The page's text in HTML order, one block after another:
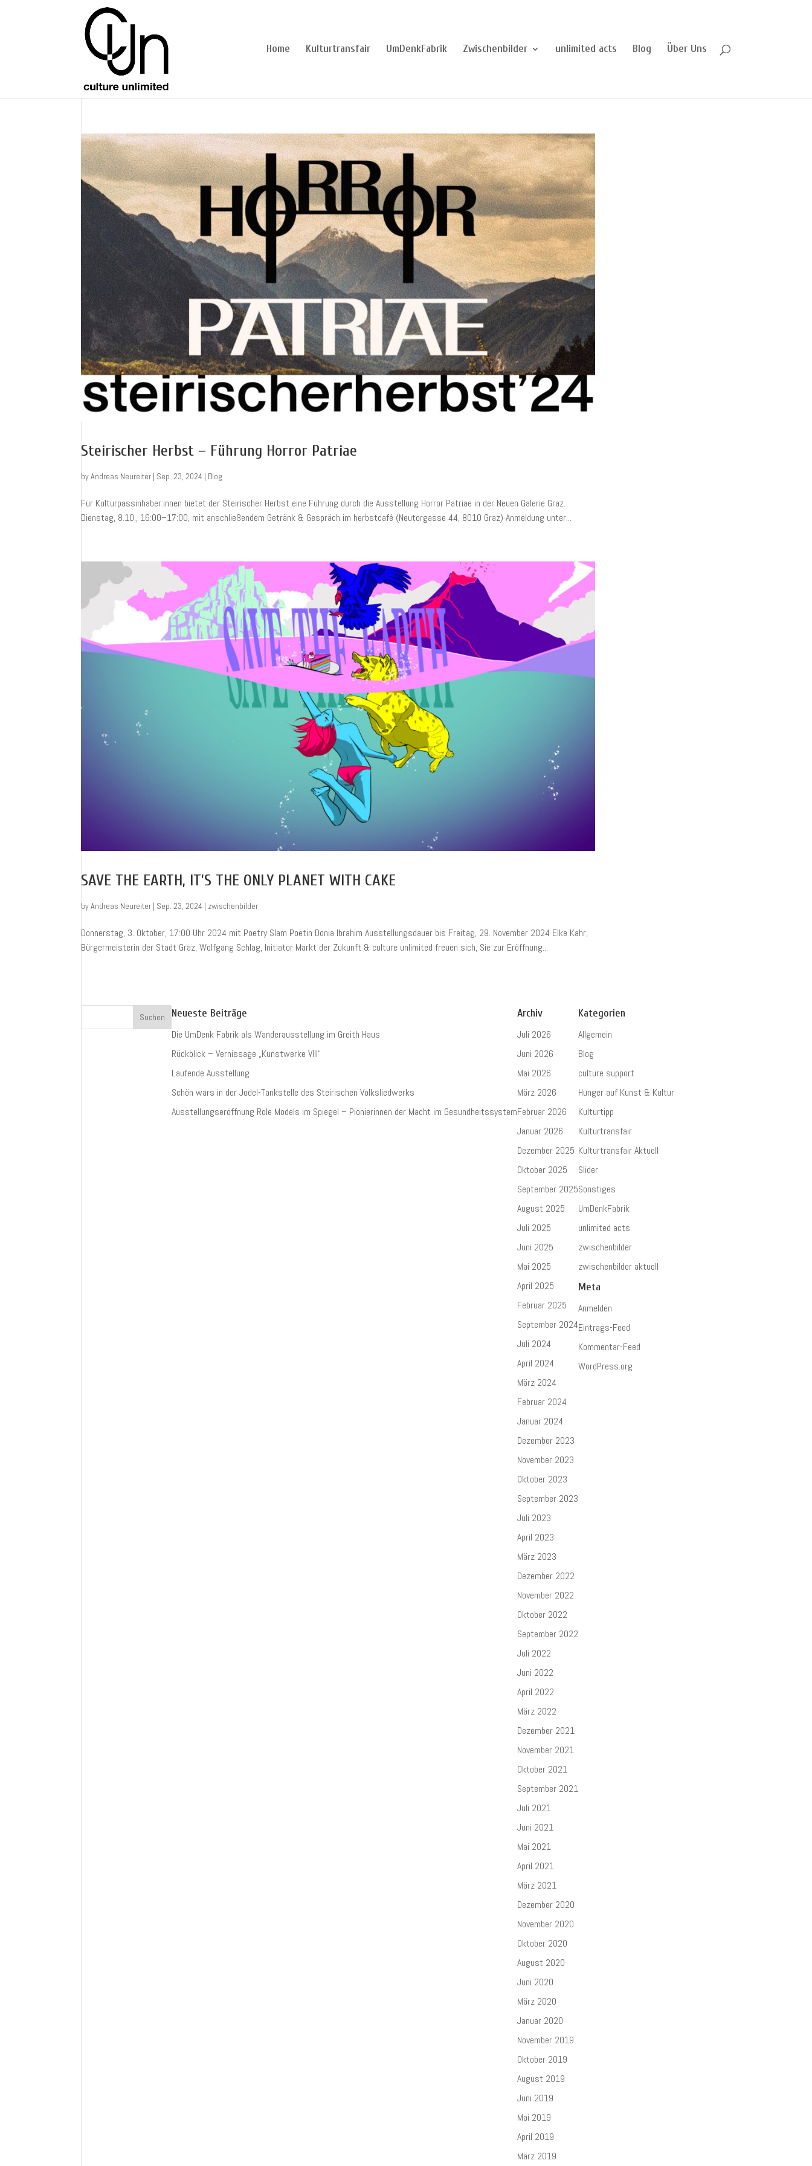
Home Kulturtransfair UmDenkFabrik Zwischenbilder unlimited acts Blog Über Uns
Steirischer Herbst – Führung Horror Patriae
byAndreas Neureiter | Sep. 23, 2024 | Blog
Für Kulturpassinhaber:innen bietet der Steirischer Herbst eine Führung durch die Ausstellung Horror Patriae in der Neuen Galerie Graz.
Dienstag, 8.10., 16:00–17:00, mit anschließendem Getränk & Gespräch im herbstcafé (Neutorgasse 44, 8010 Graz) Anmeldung unter...
SAVE THE EARTH, IT’S THE ONLY PLANET WITH CAKE
byAndreas Neureiter | Sep. 23, 2024 | zwischenbilder
Donnerstag, 3. Oktober, 17:00 Uhr 2024 mit Poetry Slam Poetin Donia Ibrahim Ausstellungsdauer bis Freitag, 29. November 2024 Elke Kahr,
Bürgermeisterin der Stadt Graz, Wolfgang Schlag, Initiator Markt der Zukunft & culture unlimited freuen sich, Sie zur Eröffnung...
Neueste Beiträge
Die UmDenk Fabrik als Wanderausstellung im Greith Haus
Rückblick – Vernissage „Kunstwerke VIII“
Laufende Ausstellung
Schön wars in der Jodel-Tankstelle des Steirischen Volksliedwerks
Ausstellungseröffnung Role Models im Spiegel – Pionierinnen der Macht im Gesundheitssystem
Archiv
Juli 2026
Juni 2026
Mai 2026
März 2026
Februar 2026
Januar 2026
Dezember 2025
Oktober 2025
September 2025
August 2025
Juli 2025
Juni 2025
Mai 2025
April 2025
Februar 2025
September 2024
Juli 2024
April 2024
März 2024
Februar 2024
Januar 2024
Dezember 2023
November 2023
Oktober 2023
September 2023
Juli 2023
April 2023
März 2023
Dezember 2022
November 2022
Oktober 2022
September 2022
Juli 2022
Juni 2022
April 2022
März 2022
Dezember 2021
November 2021
Oktober 2021
September 2021
Juli 2021
Juni 2021
Mai 2021
April 2021
März 2021
Dezember 2020
November 2020
Oktober 2020
August 2020
Juni 2020
März 2020
Januar 2020
November 2019
Oktober 2019
August 2019
Juni 2019
Mai 2019
April 2019
März 2019
Kategorien
Allgemein
Blog
culture support
Hunger auf Kunst & Kultur
Kulturtipp
Kulturtransfair
Kulturtransfair Aktuell
Slider
Sonstiges
UmDenkFabrik
unlimited acts
zwischenbilder
zwischenbilder aktuell
Meta
Anmelden
Eintrags-Feed
Kommentar-Feed
WordPress.org